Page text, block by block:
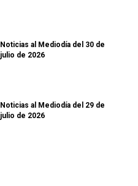
Noticias al Mediodía del 30 de
julio de 2026
Noticias al Mediodía del 29 de
julio de 2026